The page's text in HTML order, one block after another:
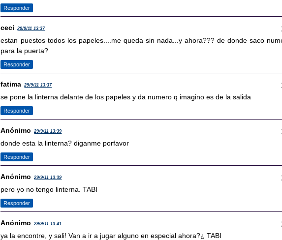
Responder
ceci 29/9/11 13:37
estan puestos todos los papeles....me queda sin nada...y ahora??? de donde saco
para la puerta?
Responder
fatima 29/9/11 13:37
se pone la linterna delante de los papeles y da numero q imagino es de la salida
Responder
Anónimo 29/9/11 13:39
donde esta la linterna? diganme porfavor
Responder
Anónimo 29/9/11 13:39
pero yo no tengo linterna. TABI
Responder
Anónimo 29/9/11 13:41
ya la encontre, y sali! Van a ir a jugar alguno en especial ahora?¿ TABI